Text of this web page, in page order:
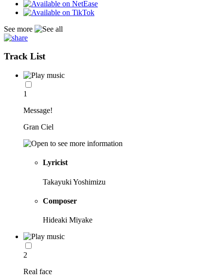
See more
Track List
1
Message!
Gran Ciel
Lyricist
Takayuki Yoshimizu
Composer
Hideaki Miyake
2
Real face